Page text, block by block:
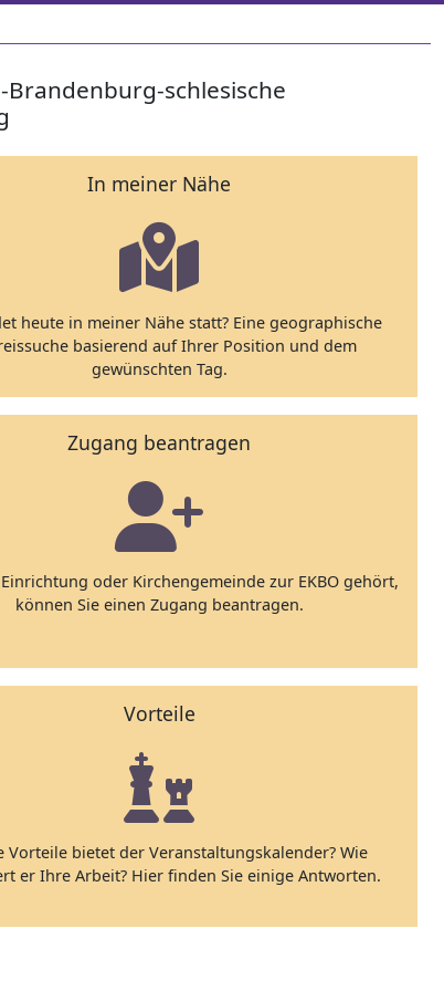
schlesische
In meiner Nähe
heute in meiner Nähe statt? Eine geographische
basierend auf Ihrer Position und dem
gewünschten Tag.
Zugang beantragen
oder Kirchengemeinde zur EKBO gehört,
können Sie einen Zugang beantragen.
Vorteile
Vorteile bietet der Veranstaltungskalender? Wie
er Ihre Arbeit? Hier finden Sie einige Antworten.